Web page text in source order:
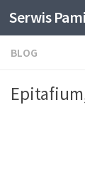
Skip to
Serwis
BLOG